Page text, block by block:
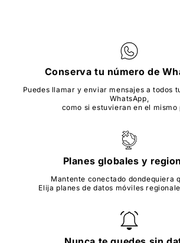
Conserva tu número de
Puedes llamar y enviar mensajes a todos
WhatsApp,
como si estuvieran en el mismo
Planes globales y
Mantente conectado dondequiera
Elija planes de datos móviles